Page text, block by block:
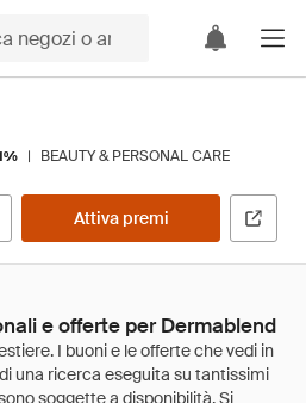
| BEAUTY & PERSONAL CARE
Attiva premi
e offerte per Dermablend